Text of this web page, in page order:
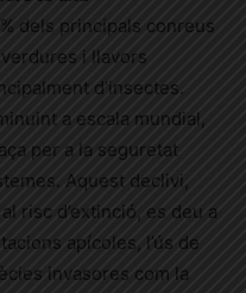
dels principals conreus
i llavors
d’insectes.
a escala mundial,
per a la seguretat
Aquest declivi,
risc d’extinció, es deu a
apícoles, l’ús de
invasores com la